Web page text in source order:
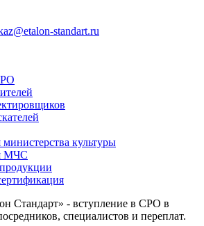
standart.ru
культуры
МЧС
Стандарт» - вступление в СРО в
специалистов и переплат.